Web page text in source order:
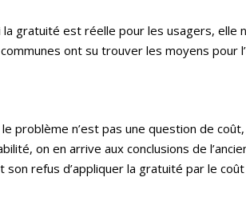
gratuité est réelle pour les usagers, elle
ont su trouver les moyens pour
problème n’est pas une question de
on en arrive aux conclusions de
son refus d’appliquer la gratuité par le